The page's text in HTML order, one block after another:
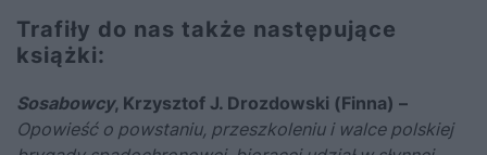
Trafiły do nas także następujące
książki:
Sosabowcy, Krzysztof J. Drozdowski (Finna) –
Opowieść o powstaniu, przeszkoleniu i walce polskiej